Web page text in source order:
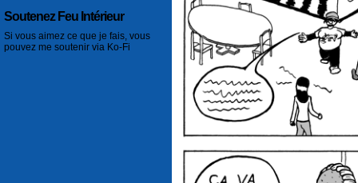
Soutenez Feu Intérieur
Si vous aimez ce que je fais, vous
pouvez me soutenir via Ko-Fi